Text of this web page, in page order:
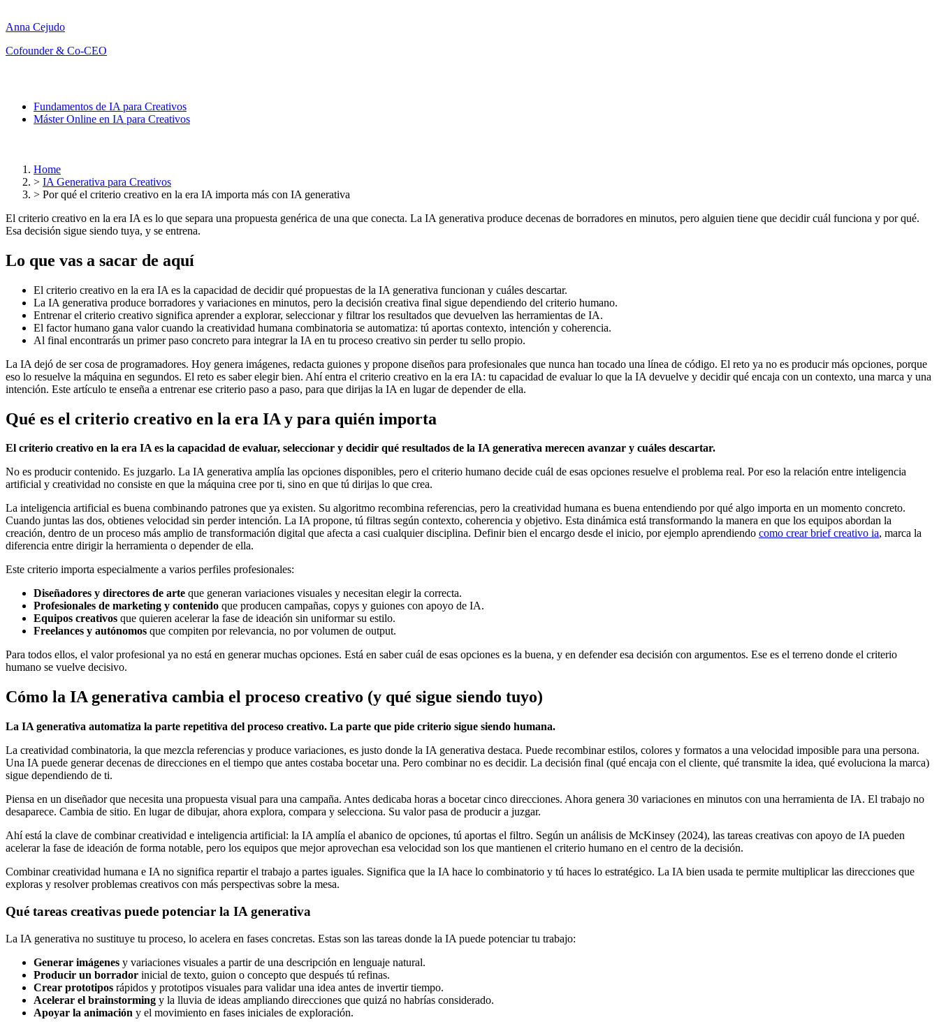
Anna Cejudo
Cofounder & Co-CEO
Fundamentos de IA para Creativos
Máster Online en IA para Creativos
Home
> IA Generativa para Creativos
> Por qué el criterio creativo en la era IA importa más con IA generativa
El criterio creativo en la era IA es lo que separa una propuesta genérica de una que conecta. La IA generativa produce decenas de borradores en minutos, pero alguien tiene que decidir cuál funciona y por qué.
Esa decisión sigue siendo tuya, y se entrena.
Lo que vas a sacar de aquí
El criterio creativo en la era IA es la capacidad de decidir qué propuestas de la IA generativa funcionan y cuáles descartar.
La IA generativa produce borradores y variaciones en minutos, pero la decisión creativa final sigue dependiendo del criterio humano.
Entrenar el criterio creativo significa aprender a explorar, seleccionar y filtrar los resultados que devuelven las herramientas de IA.
El factor humano gana valor cuando la creatividad humana combinatoria se automatiza: tú aportas contexto, intención y coherencia.
Al final encontrarás un primer paso concreto para integrar la IA en tu proceso creativo sin perder tu sello propio.
La IA dejó de ser cosa de programadores. Hoy genera imágenes, redacta guiones y propone diseños para profesionales que nunca han tocado una línea de código. El reto ya no es producir más opciones, porque
eso lo resuelve la máquina en segundos. El reto es saber elegir bien. Ahí entra el criterio creativo en la era IA: tu capacidad de evaluar lo que la IA devuelve y decidir qué encaja con un contexto, una marca y una
intención. Este artículo te enseña a entrenar ese criterio paso a paso, para que dirijas la IA en lugar de depender de ella.
Qué es el criterio creativo en la era IA y para quién importa
El criterio creativo en la era IA es la capacidad de evaluar, seleccionar y decidir qué resultados de la IA generativa merecen avanzar y cuáles descartar.
No es producir contenido. Es juzgarlo. La IA generativa amplía las opciones disponibles, pero el criterio humano decide cuál de esas opciones resuelve el problema real. Por eso la relación entre inteligencia
artificial y creatividad no consiste en que la máquina cree por ti, sino en que tú dirijas lo que crea.
La inteligencia artificial es buena combinando patrones que ya existen. Su algoritmo recombina referencias, pero la creatividad humana es buena entendiendo por qué algo importa en un momento concreto.
Cuando juntas las dos, obtienes velocidad sin perder intención. La IA propone, tú filtras según contexto, coherencia y objetivo. Esta dinámica está transformando la manera en que los equipos abordan la
creación, dentro de un proceso más amplio de transformación digital que afecta a casi cualquier disciplina. Definir bien el encargo desde el inicio, por ejemplo aprendiendo como crear brief creativo ia, marca la
diferencia entre dirigir la herramienta o depender de ella.
Este criterio importa especialmente a varios perfiles profesionales:
Diseñadores y directores de arte que generan variaciones visuales y necesitan elegir la correcta.
Profesionales de marketing y contenido que producen campañas, copys y guiones con apoyo de IA.
Equipos creativos que quieren acelerar la fase de ideación sin uniformar su estilo.
Freelances y autónomos que compiten por relevancia, no por volumen de output.
Para todos ellos, el valor profesional ya no está en generar muchas opciones. Está en saber cuál de esas opciones es la buena, y en defender esa decisión con argumentos. Ese es el terreno donde el criterio
humano se vuelve decisivo.
Cómo la IA generativa cambia el proceso creativo (y qué sigue siendo tuyo)
La IA generativa automatiza la parte repetitiva del proceso creativo. La parte que pide criterio sigue siendo humana.
La creatividad combinatoria, la que mezcla referencias y produce variaciones, es justo donde la IA generativa destaca. Puede recombinar estilos, colores y formatos a una velocidad imposible para una persona.
Una IA puede generar decenas de direcciones en el tiempo que antes costaba bocetar una. Pero combinar no es decidir. La decisión final (qué encaja con el cliente, qué transmite la idea, qué evoluciona la marca)
sigue dependiendo de ti.
Piensa en un diseñador que necesita una propuesta visual para una campaña. Antes dedicaba horas a bocetar cinco direcciones. Ahora genera 30 variaciones en minutos con una herramienta de IA. El trabajo no
desaparece. Cambia de sitio. En lugar de dibujar, ahora explora, compara y selecciona. Su valor pasa de producir a juzgar.
Ahí está la clave de combinar creatividad e inteligencia artificial: la IA amplía el abanico de opciones, tú aportas el filtro. Según un análisis de McKinsey (2024), las tareas creativas con apoyo de IA pueden
acelerar la fase de ideación de forma notable, pero los equipos que mejor aprovechan esa velocidad son los que mantienen el criterio humano en el centro de la decisión.
Combinar creatividad humana e IA no significa repartir el trabajo a partes iguales. Significa que la IA hace lo combinatorio y tú haces lo estratégico. La IA bien usada te permite multiplicar las direcciones que
exploras y resolver problemas creativos con más perspectivas sobre la mesa.
Qué tareas creativas puede potenciar la IA generativa
La IA generativa no sustituye tu proceso, lo acelera en fases concretas. Estas son las tareas donde la IA puede potenciar tu trabajo:
Generar imágenes y variaciones visuales a partir de una descripción en lenguaje natural.
Producir un borrador inicial de texto, guion o concepto que después tú refinas.
Crear prototipos rápidos y prototipos visuales para validar una idea antes de invertir tiempo.
Acelerar el brainstorming y la lluvia de ideas ampliando direcciones que quizá no habrías considerado.
Apoyar la animación y el movimiento en fases iniciales de exploración.